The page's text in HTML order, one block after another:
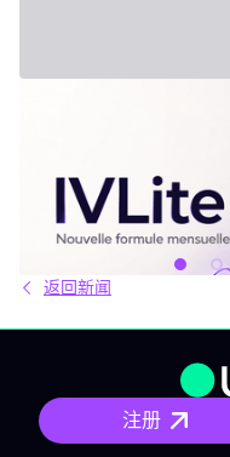
IVLite：IVT精华通知，每
顾，直接送达您的手机与
而是过剩。每天都有数十
场中。结果就是：你推迟
场，而不是主动掌控。
29€，只为你提供一件事
么？ IVLite即IVT通知的访
和电脑上收到IVT教练们制
信息流，无需额外的动态
但有正职工作、有生活，
些内容？ 精确的市场信息
确聚焦要点，不会分心。
预期情景与失效点。你不
期简报 市场波动时，我们
返回新闻
注册